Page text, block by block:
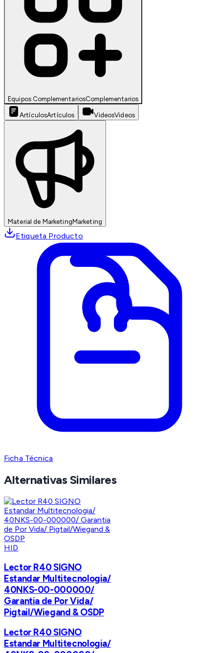
Equipos ComplementariosComplementarios
ArtículosArtículos VideosVideos
Material de MarketingMarketing
Etiqueta Producto
Ficha Técnica
Alternativas Similares
HID
Lector R40 SIGNO
Estandar Multitecnologia/
40NKS-00-000000/
Garantia de Por Vida/
Pigtail/Wiegand & OSDP
Lector R40 SIGNO
Estandar Multitecnologia/